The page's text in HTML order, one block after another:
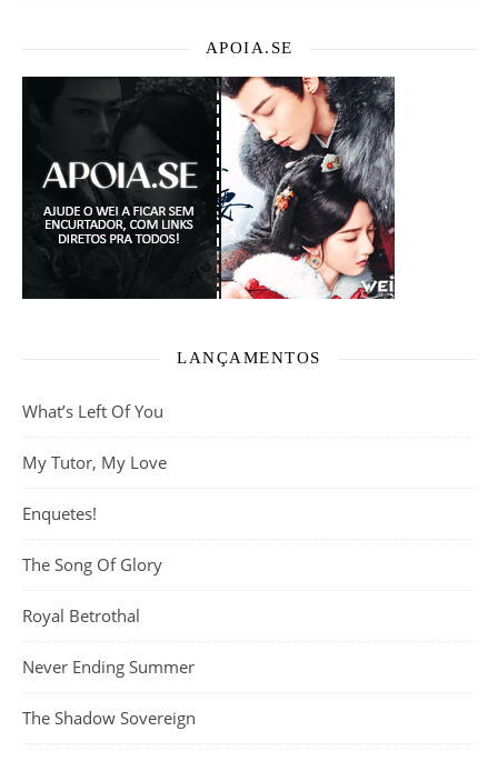
APOIA.SE
LANÇAMENTOS
What’s Left Of You
My Tutor, My Love
Enquetes!
The Song Of Glory
Royal Betrothal
Never Ending Summer
The Shadow Sovereign